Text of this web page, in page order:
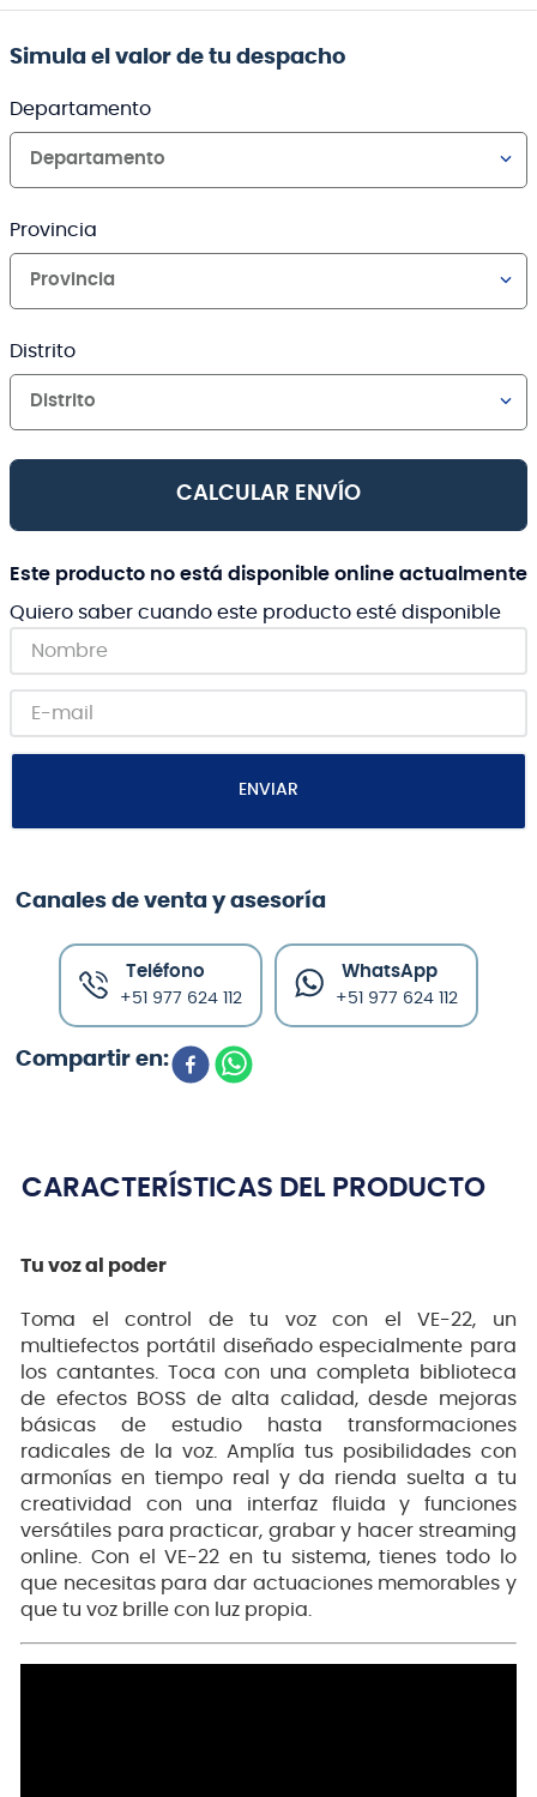
Simula el valor de tu despacho
Departamento
Departamento
Provincia
Provincia
Distrito
Distrito
CALCULAR ENVÍO
Este producto no está disponible online actualmente
Quiero saber cuando este producto esté disponible
ENVIAR
Canales de venta y asesoría
Teléfono
+51 977 624 112
WhatsApp
+51 977 624 112
CARACTERÍSTICAS DEL PRODUCTO
Tu voz al poder
Toma el control de tu voz con el VE-22, un
multiefectos portátil diseñado especialmente para
los cantantes. Toca con una completa biblioteca
de efectos BOSS de alta calidad, desde mejoras
básicas de estudio hasta transformaciones
radicales de la voz. Amplía tus posibilidades con
armonías en tiempo real y da rienda suelta a tu
creatividad con una interfaz fluida y funciones
versátiles para practicar, grabar y hacer streaming
online. Con el VE-22 en tu sistema, tienes todo lo
que necesitas para dar actuaciones memorables y
que tu voz brille con luz propia.